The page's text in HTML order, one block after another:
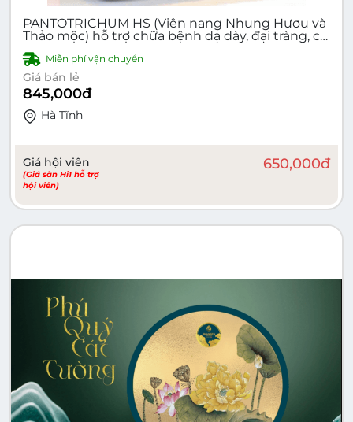
PANTOTRICHUM HS (Viên nang Nhung Hươu và
Thảo mộc) hỗ trợ chữa bệnh dạ dày, đại tràng, cải
Miễn phí vận chuyển
Giá bán lẻ
845,000đ
Hà Tĩnh
Giá hội viên
(Giá sàn Hi1 hỗ trợ
hội viên)
650,000đ